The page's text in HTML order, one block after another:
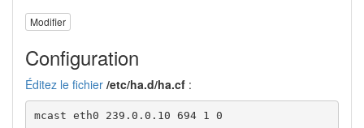
Modifier
Configuration
Éditez le fichier /etc/ha.d/ha.cf :
mcast eth0 239.0.0.10 694 1 0